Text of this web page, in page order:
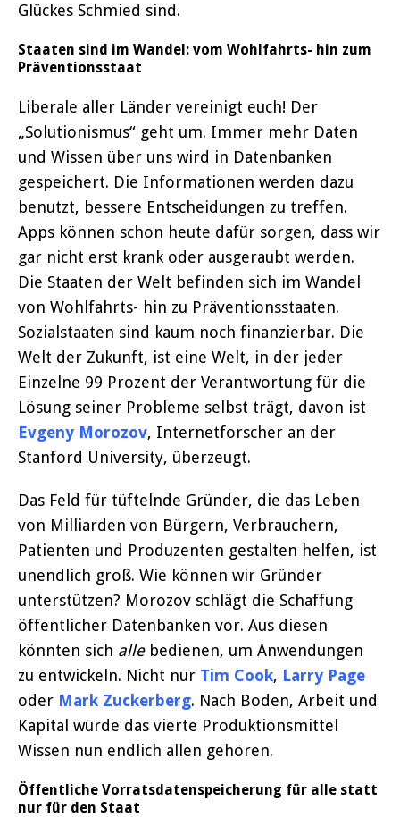
Glückes Schmied sind.
Staaten sind im Wandel: vom Wohlfahrts- hin zum
Präventionsstaat
Liberale aller Länder vereinigt euch! Der
„Solutionismus“ geht um. Immer mehr Daten
und Wissen über uns wird in Datenbanken
gespeichert. Die Informationen werden dazu
benutzt, bessere Entscheidungen zu treffen.
Apps können schon heute dafür sorgen, dass wir
gar nicht erst krank oder ausgeraubt werden.
Die Staaten der Welt befinden sich im Wandel
von Wohlfahrts- hin zu Präventionsstaaten.
Sozialstaaten sind kaum noch finanzierbar. Die
Welt der Zukunft, ist eine Welt, in der jeder
Einzelne 99 Prozent der Verantwortung für die
Lösung seiner Probleme selbst trägt, davon ist
Evgeny Morozov, Internetforscher an der
Stanford University, überzeugt.
Das Feld für tüftelnde Gründer, die das Leben
von Milliarden von Bürgern, Verbrauchern,
Patienten und Produzenten gestalten helfen, ist
unendlich groß. Wie können wir Gründer
unterstützen? Morozov schlägt die Schaffung
öffentlicher Datenbanken vor. Aus diesen
könnten sich allebedienen, um Anwendungen
zu entwickeln. Nicht nur Tim Cook, Larry Page
oder Mark Zuckerberg. Nach Boden, Arbeit und
Kapital würde das vierte Produktionsmittel
Wissen nun endlich allen gehören.
Öffentliche Vorratsdatenspeicherung für alle statt
nur für den Staat